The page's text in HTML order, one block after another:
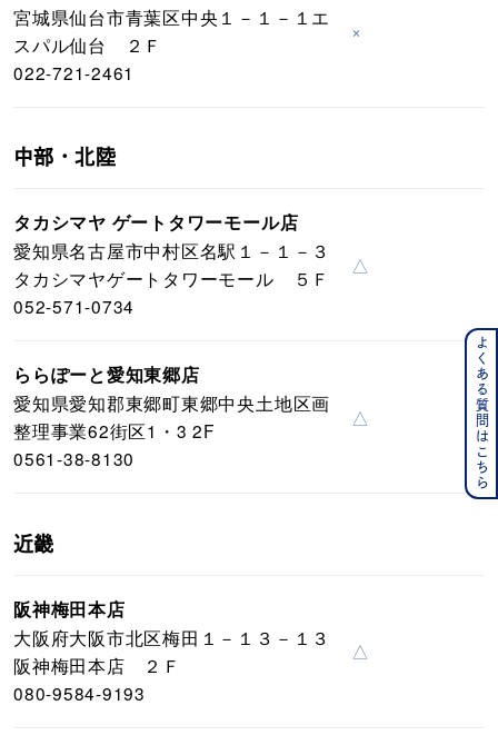
宮城県仙台市青葉区中央１－１－１エ
スパル仙台 ２Ｆ
022-721-2461
×
中部・北陸
タカシマヤ ゲートタワーモール店
愛知県名古屋市中村区名駅１－１－３
タカシマヤゲートタワーモール ５Ｆ
052-571-0734
△
ららぽーと愛知東郷店
愛知県愛知郡東郷町東郷中央土地区画
整理事業62街区1・3 2F
0561-38-8130
△
近畿
阪神梅田本店
大阪府大阪市北区梅田１－１３－１３
阪神梅田本店 ２Ｆ
080-9584-9193
△
よくある質問はこちら